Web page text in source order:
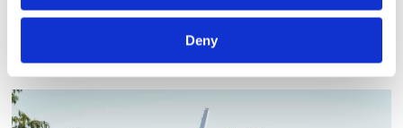
Deny
Blå genväg ska bana väg för
autonoma färjor